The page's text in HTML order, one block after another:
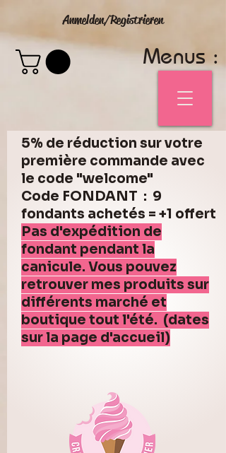
Anmelden/Registrieren
Menus :
5% de réduction sur votre
première commande avec
le code "welcome"
Code FONDANT : 9
fondants achetés = +1 offert
Pas d'expédition de
fondant pendant la
canicule. Vous pouvez
retrouver mes produits sur
différents marché et
boutique tout l'été. (dates
sur la page d'accueil)